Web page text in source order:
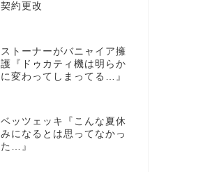
契約更改
ストーナーがバニャイア擁
護『ドゥカティ機は明らか
に変わってしまってる…』
ベッツェッキ『こんな夏休
みになるとは思ってなかっ
た…』